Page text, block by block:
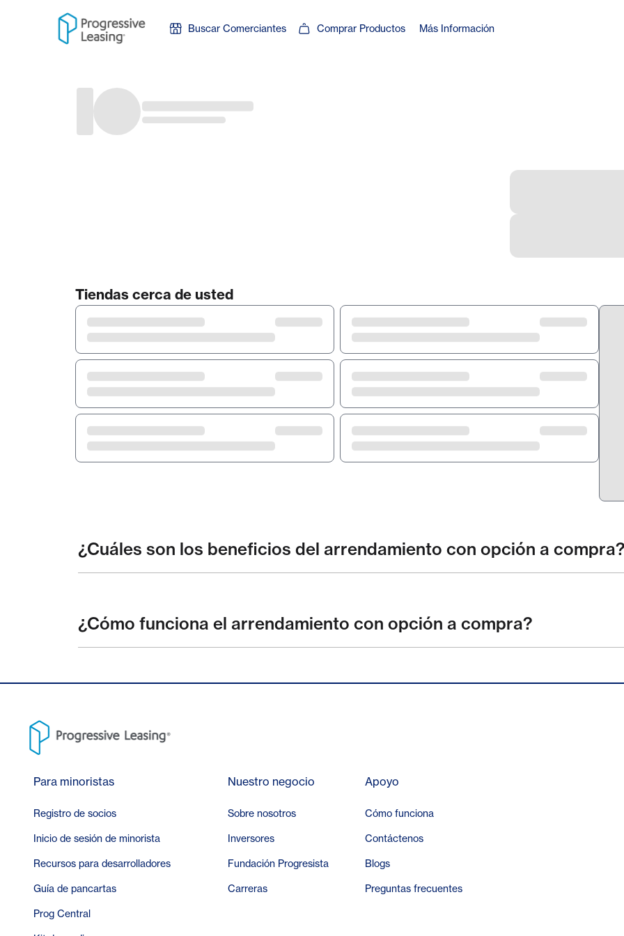
Skip to content
Buscar Comerciantes Comprar Productos Más Información
Tiendas cerca de usted
¿Cuáles son los beneficios del arrendamiento con opción a
¿Cómo funciona el arrendamiento con opción a compra?
Para minoristas
Registro de socios
Inicio de sesión de minorista
Recursos para desarrolladores
Guía de pancartas
Prog Central
Nuestro negocio
Sobre nosotros
Inversores
Fundación Progresista
Carreras
Apoyo
Cómo funciona
Contáctenos
Blogs
Preguntas frecuentes